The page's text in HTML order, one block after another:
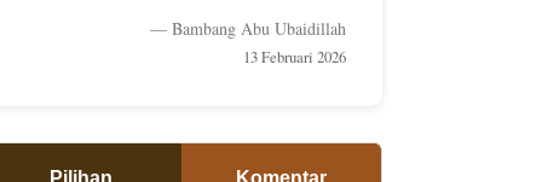
— Bambang Abu Ubaidillah
13 Februari 2026
Pilihan Komentar